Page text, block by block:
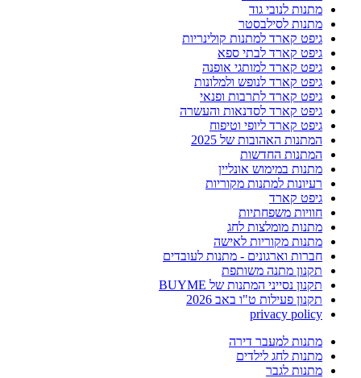
מתנות לנובי גוד
מתנות לסילבסטר
גיפט קארד למתנות קולינריות
גיפט קארד לבתי ספא
גיפט קארד למותגי אופנה
גיפט קארד לנופש ולמלונות
גיפט קארד לתרבות ופנאי
גיפט קארד לסדנאות והעשרה
גיפט קארד ליופי וטיפוח
המתנות האהובות של 2025
המתנות החדשות
מתנות במימוש אונליין
רעיונות למתנות מקוריות
גיפט קארד
חוויות משפחתיות
מתנות מומלצות לחג
מתנות מקוריות לאישה
חברות וארגונים - מתנות לעובדים
תקנון מתנה משותפת
תקנון נסייני המתנות של BUYME
תקנון פעילות ט"ו באב 2026
privacy policy
מתנות למעבר דירה
מתנות לחג לילדים
מתנות לגבר